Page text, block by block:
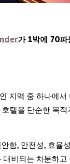
가 1박에 70파
역 중 하나에서
텔을 단순한 목
함, 안전성, 효율
비되는 차분하